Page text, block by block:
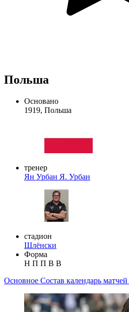
Польша
Основано
1919, Польша
тренер
Ян Урбан Я. Урбан
стадион
Шлёнски
Форма
Н П П В В
Основное Состав календарь матчей